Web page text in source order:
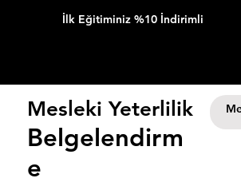
İlk Eğitiminiz %10 İndirimli
Mesleki Yeterlilik
Belgelendirm
e